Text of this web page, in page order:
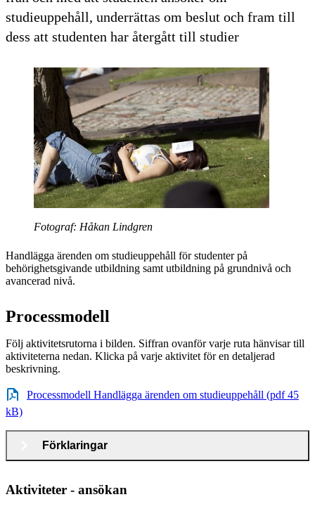
studieuppehåll, underrättas om beslut och fram till
dess att studenten har återgått till studier
Fotograf: Håkan Lindgren
Handlägga ärenden om studieuppehåll för studenter på
behörighetsgivande utbildning samt utbildning på grundnivå och
avancerad nivå.
Processmodell
Följ aktivitetsrutorna i bilden. Siffran ovanför varje ruta hänvisar till
aktiviteterna nedan. Klicka på varje aktivitet för en detaljerad
beskrivning.
Processmodell Handlägga ärenden om studieuppehåll (pdf 45
kB)
Förklaringar
Aktiviteter - ansökan